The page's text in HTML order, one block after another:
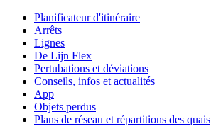
Planificateur d'itinéraire
Arrêts
Lignes
De Lijn Flex
Pertubations et déviations
Conseils, infos et actualités
App
Objets perdus
Plans de réseau et répartitions des quais